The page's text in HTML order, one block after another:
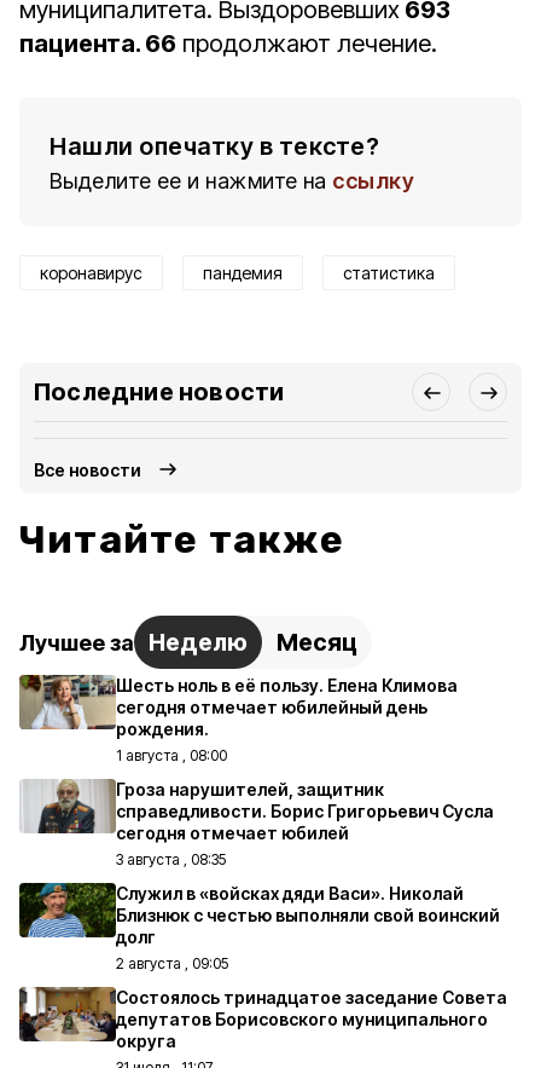
муниципалитета. Выздоровевших 693
пациента. 66 продолжают лечение.
Нашли опечатку в тексте?
Выделите ее и нажмите на ссылку
коронавирус пандемия статистика
Последние новости
Все новости
Читайте также
Лучшее за Неделю Месяц
Шесть ноль в её пользу. Елена Климова
сегодня отмечает юбилейный день
рождения.
1 августа , 08:00
Гроза нарушителей, защитник
справедливости. Борис Григорьевич Сусла
сегодня отмечает юбилей
3 августа , 08:35
Служил в «войсках дяди Васи». Николай
Близнюк с честью выполняли свой воинский
долг
2 августа , 09:05
Состоялось тринадцатое заседание Совета
депутатов Борисовского муниципального
округа